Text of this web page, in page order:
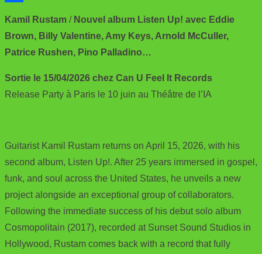
b
o
t
t
a
i
h
a
Kamil Rustam / Nouvel album Listen Up! avec Eddie
Brown, Billy Valentine, Amy Keys, Arnold McCuller,
Patrice Rushen, Pino Palladino…
Sortie le 15/04/2026 chez Can U Feel It Records
Release Party à Paris le 10 juin au Théâtre de l’IA
Guitarist Kamil Rustam returns on April 15, 2026, with his
second album, Listen Up!. After 25 years immersed in gospel,
funk, and soul across the United States, he unveils a new
project alongside an exceptional group of collaborators.
Following the immediate success of his debut solo album
Cosmopolitain (2017), recorded at Sunset Sound Studios in
Hollywood, Rustam comes back with a record that fully